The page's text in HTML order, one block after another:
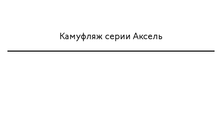
Камуфляж серии Аксель